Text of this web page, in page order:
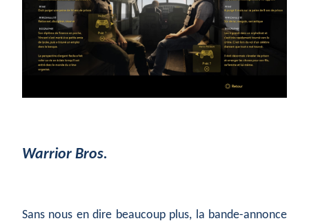
Warrior Bros.
Sans nous en dire beaucoup plus, la bande-annonce